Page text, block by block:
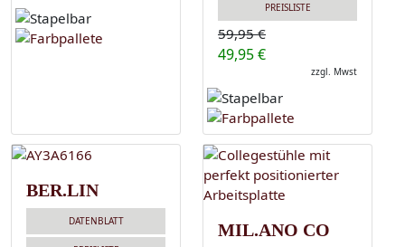
PREISLISTE
59,95 €
49,95 €
zzgl. Mwst
BER.LIN
DATENBLATT MIL.ANO CO